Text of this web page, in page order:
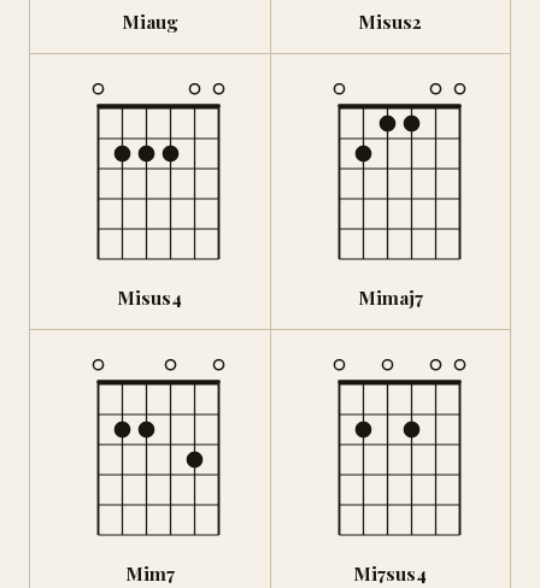
Miaug Misus2
Misus4 Mimaj7
Mim7 Mi7sus4